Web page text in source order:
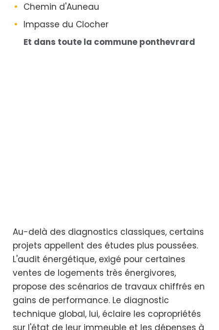
Chemin d'Auneau
Impasse du Clocher
Et dans toute la commune ponthevrard
Au-delà des diagnostics classiques, certains
projets appellent des études plus poussées.
L'audit énergétique, exigé pour certaines
ventes de logements très énergivores,
propose des scénarios de travaux chiffrés en
gains de performance. Le diagnostic
technique global, lui, éclaire les copropriétés
sur l'état de leur immeuble et les dépenses à